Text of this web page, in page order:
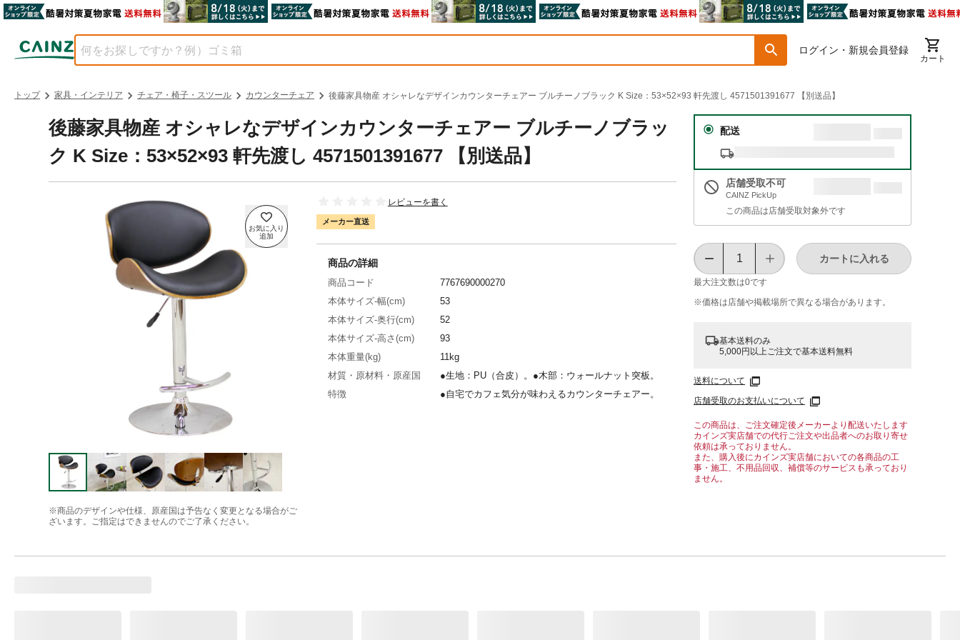
ログイン・新規会員登録
カート
トップ 家具・インテリア チェア・椅子・スツール カウンターチェア 後藤家具物産 オシャレなデザインカウンターチェアー ブルチーノブラック K Size：53×52×93 軒先渡し 4571501391677 【別送品】
後藤家具物産 オシャレなデザインカウンターチェアー ブルチーノブラッ
ク K Size：53×52×93 軒先渡し 4571501391677 【別送品】
※商品のデザインや仕様、原産国は予告なく変更となる場合がご
ざいます。ご指定はできませんのでご了承ください。
レビューを書く
メーカー直送
配送
店舗受取不可
CAINZ PickUp
この商品は店舗受取対象外です
最大注文数は0です
カートに入れる
※価格は​店舗や​掲載場所で​異なる​場合が​あります。
基本送料のみ
5,000円以上ご注文で基本送料無料
送料について
店舗受取のお支払いについて
この商品は、ご注文確定後メーカーより配送いたします
カインズ実店舗での代行ご注文や出品者へのお取り寄せ
依頼は承っておりません。
また、購入後にカインズ実店舗においての各商品の工
事・施工、不用品回収、補償等のサービスも承っており
ません。
商品の詳細
商品コード
7767690000270
本体サイズ-幅(cm)
53
本体サイズ-奥行(cm)
52
本体サイズ-高さ(cm)
93
本体重量(kg)
11kg
材質・原材料・原産国
●生地：PU（合皮）。●木部：ウォールナット突板。
特徴
●自宅でカフェ気分が味わえるカウンターチェアー。
は大人1人で20分となります●床がキズつく場合がご